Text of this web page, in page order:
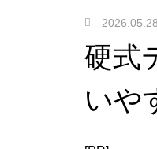
2026.05.28
硬式
いや